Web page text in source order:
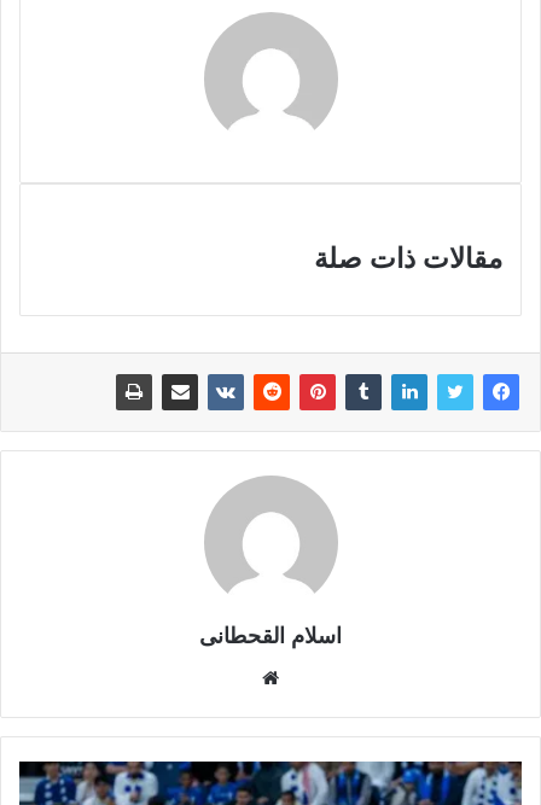
مقالات ذات صلة
اسلام القحطانى
ق
ع
ا